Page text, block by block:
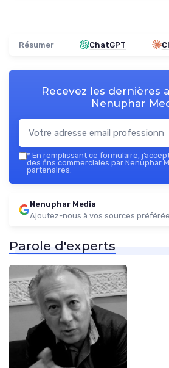
Résumer ChatGPT
Recevez les dernières
Nenuphar
* En remplissant ce formulaire,
des fins commerciales par Nenuphar
partenaires.
Nenuphar Media
Ajoutez-nous à vos sources
Parole d'experts